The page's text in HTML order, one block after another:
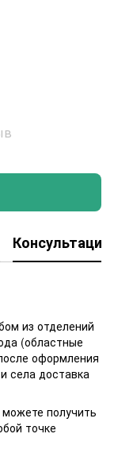
Консультация
из отделений
(областные
оформления
села доставка
получить
точке